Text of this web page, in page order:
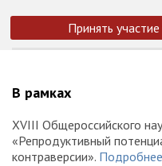
Принять участие
В рамках
XVIII Общероссийского
«Репродуктивный
контраверсии». Подробнее